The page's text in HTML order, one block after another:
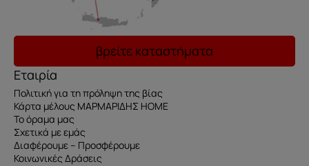
βρείτε καταστήματα
Εταιρία
Πολιτική για τη πρόληψη της βίας
Κάρτα μέλους ΜΑΡΜΑΡΙΔΗΣ HOME
Το όραμα μας
Σχετικά με εμάς
Διαφέρουμε – Προσφέρουμε
Κοινωνικές Δράσεις